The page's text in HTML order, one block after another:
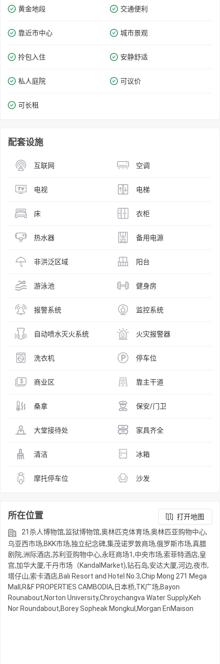
黄金地段 交通便利
靠近市中心 城市景观
拎包入住 安静舒适
私人庭院 可议价
可长租
配套设施
互联网 空调
电视 电梯
床 衣柜
热水器 备用电源
非洪泛区域 阳台
游泳池 健身房
报警系统 监控系统
自动喷水灭火系统 火灾报警器
洗衣机 停车位
商业区 靠主干道
桑拿 保安/门卫
大堂接待处 家具齐全
清洁 冰箱
摩托停车位 沙发
所在位置
打开地图
21杀人博物馆,监狱博物馆,奥林匹克体育场,奥林匹亚购物中心,
乌亚西市场,BKK市场,独立纪念碑,集茂诺罗敦商场,俄罗斯市场,真腊
剧院,洲际酒店,苏利亚购物中心,永旺商场1,中央市场,索菲特酒店,皇
宫,加华大厦,干丹市场（KandalMarket),钻石岛,安达大厦,河边,夜市,
塔仔山,索卡酒店,Bali Resort and Hotel No.3,Chip Mong 271 Mega
Mall,R&F PROPERTIES CAMBODIA,日本桥,TK广场,Bayon
Rounabout,Norton University,Chroychangva Water Supply,Keh
Nor Roundabout,Borey Sopheak Mongkul,Morgan EnMaison